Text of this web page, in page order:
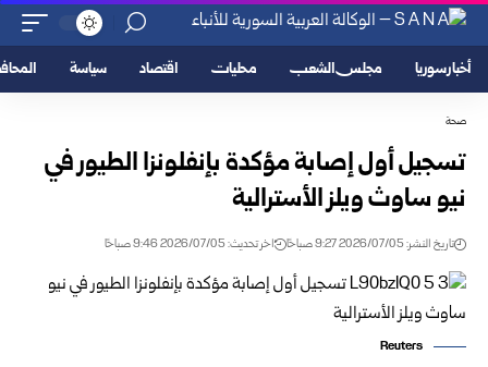
أخبار سوريا مجلس الشعب محليات اقتصاد سياسة
صحة
تسجيل أول إصابة مؤكدة بإنفلونزا الطيور في
نيو ساوث ويلز ‏الأسترالية
تاريخ النشر: 2026/07/05 9:27 صباحًا اخر تحديث: 2026/07/05 9:46 صباحًا
Reuters